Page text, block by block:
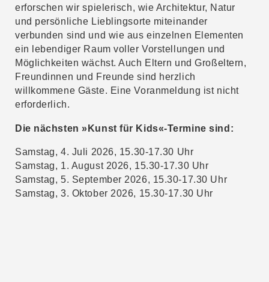
erforschen wir spielerisch, wie Architektur, Natur
und persönliche Lieblingsorte miteinander
verbunden sind und wie aus einzelnen Elementen
ein lebendiger Raum voller Vorstellungen und
Möglichkeiten wächst. Auch Eltern und Großeltern,
Freundinnen und Freunde sind herzlich
willkommene Gäste. Eine Voranmeldung ist nicht
erforderlich.
Die nächsten »Kunst für Kids«-Termine sind:
Samstag, 4. Juli 2026, 15.30-17.30 Uhr
Samstag, 1. August 2026, 15.30-17.30 Uhr
Samstag, 5. September 2026, 15.30-17.30 Uhr
Samstag, 3. Oktober 2026, 15.30-17.30 Uhr